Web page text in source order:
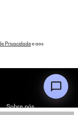
Privacidadee aos
Sobre nós